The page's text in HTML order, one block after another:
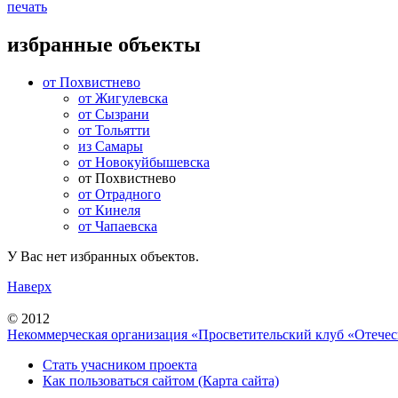
печать
избранные объекты
от Похвистнево
от Жигулевска
от Сызрани
от Тольятти
из Самары
от Новокуйбышевска
от Похвистнево
от Отрадного
от Кинеля
от Чапаевска
У Вас нет избранных объектов.
Наверх
© 2012
Некоммерческая организация «Просветительский клуб
Стать учасником проекта
Как пользоваться сайтом (Карта сайта)